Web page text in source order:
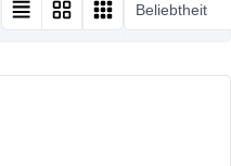
Beliebtheit